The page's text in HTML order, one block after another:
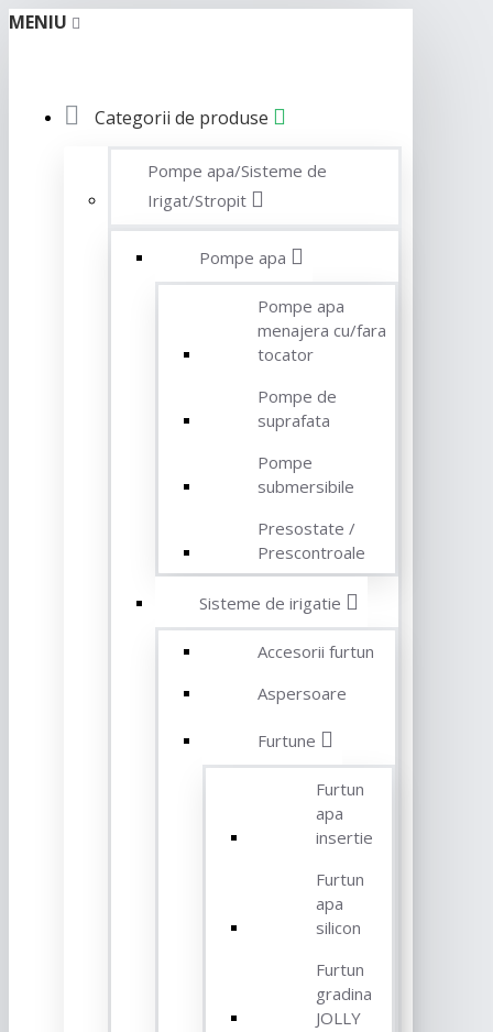
MENIU
Categorii de produse
Pompe apa/Sisteme de
Irigat/Stropit
Pompe apa
Pompe apa
menajera cu/fara
tocator
Pompe de
suprafata
Pompe
submersibile
Presostate /
Prescontroale
Sisteme de irigatie
Accesorii furtun
Aspersoare
Furtune
Furtun
apa
insertie
Furtun
apa
silicon
Furtun
gradina
JOLLY